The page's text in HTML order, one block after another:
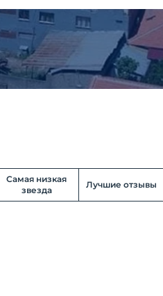
Самая низкая
звезда
Лучшие отзывы